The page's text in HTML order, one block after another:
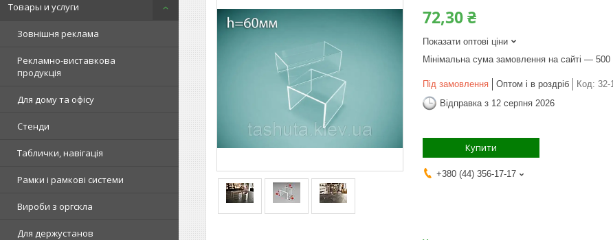
Товары и услуги
Зовнішня реклама
Рекламно-виставкова
продукція
Для дому та офісу
Стенди
Таблички, навігація
Рамки і рамкові системи
Вироби з оргскла
Для держустанов
72,30 ₴
Показати оптові ціни
Мінімальна сума замовлення на сайті — 500
Під замовлення Оптом і в роздріб Код: 32-
Відправка з 12 серпня 2026
Купити
+380 (44) 356-17-17